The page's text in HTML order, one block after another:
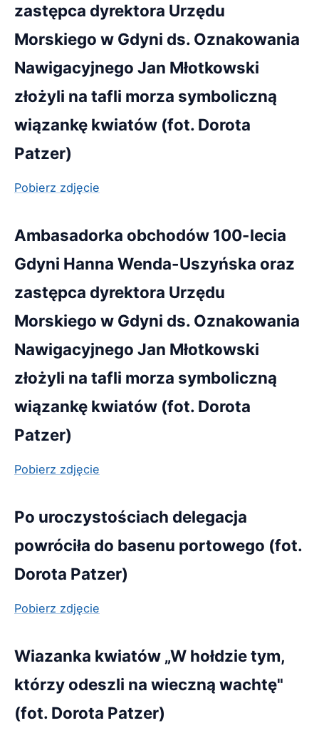
zastępca dyrektora Urzędu
Morskiego w Gdyni ds. Oznakowania
Nawigacyjnego Jan Młotkowski
złożyli na tafli morza symboliczną
wiązankę kwiatów (fot. Dorota
Patzer)
Pobierz zdjęcie
Ambasadorka obchodów 100-lecia
Gdyni Hanna Wenda-Uszyńska oraz
zastępca dyrektora Urzędu
Morskiego w Gdyni ds. Oznakowania
Nawigacyjnego Jan Młotkowski
złożyli na tafli morza symboliczną
wiązankę kwiatów (fot. Dorota
Patzer)
Pobierz zdjęcie
Po uroczystościach delegacja
powróciła do basenu portowego (fot.
Dorota Patzer)
Pobierz zdjęcie
Wiazanka kwiatów „W hołdzie tym,
którzy odeszli na wieczną wachtę"
(fot. Dorota Patzer)